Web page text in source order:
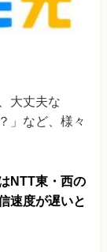
大丈夫な
」など、様々
NTT東・西の
速度が遅いと